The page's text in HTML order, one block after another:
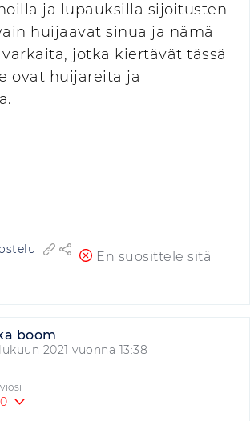
ja lupauksilla sijoitusten
huijaavat sinua ja nämä
jotka kiertävät tässä
ovat huijareita ja
En suosittele sitä
boom
2021 vuonna 13:38
0